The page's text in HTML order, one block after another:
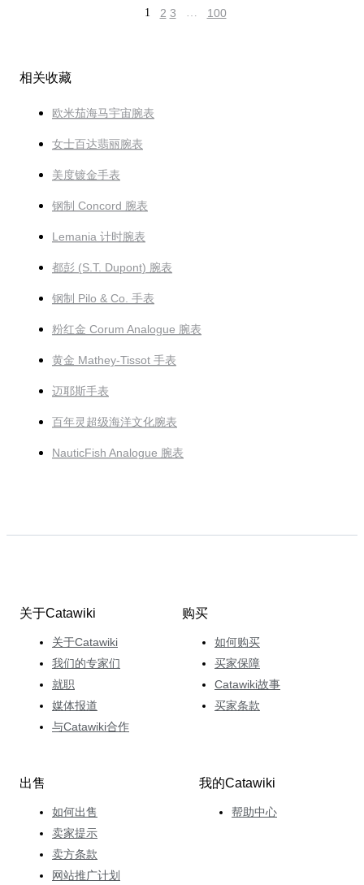
1 2 3 … 100
相关收藏
欧米茄海马宇宙腕表
女士百达翡丽腕表
美度镀金手表
钢制 Concord 腕表
Lemania 计时腕表
都彭 (S.T. Dupont) 腕表
钢制 Pilo & Co. 手表
粉红金 Corum Analogue 腕表
黄金 Mathey-Tissot 手表
迈耶斯手表
百年灵超级海洋文化腕表
NauticFish Analogue 腕表
关于Catawiki
关于Catawiki
我们的专家们
就职
媒体报道
与Catawiki合作
购买
如何购买
买家保障
Catawiki故事
买家条款
出售
如何出售
卖家提示
卖方条款
网站推广计划
我的Catawiki
帮助中心